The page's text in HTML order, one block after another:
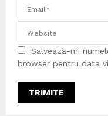
Salvează-mi
browser pentru data